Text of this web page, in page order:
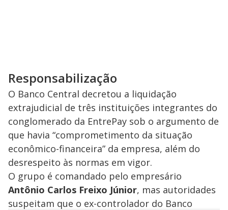
Responsabilização
O Banco Central decretou a liquidação
extrajudicial de três instituições integrantes do
conglomerado da EntrePay sob o argumento de
que havia “comprometimento da situação
econômico-financeira” da empresa, além do
desrespeito às normas em vigor.
O grupo é comandado pelo empresário
Antônio Carlos Freixo Júnior, mas autoridades
suspeitam que o ex-controlador do Banco